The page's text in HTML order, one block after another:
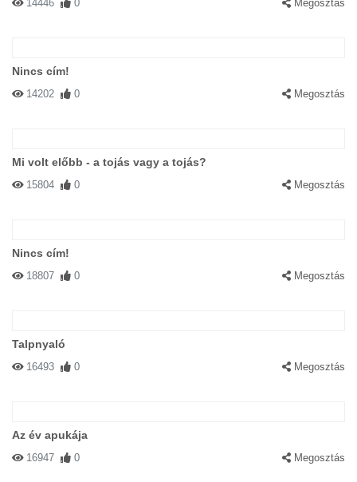
14446 0 Megosztás
Nincs cím!
14202 0 Megosztás
Mi volt előbb - a tojás vagy a tojás?
15804 0 Megosztás
Nincs cím!
18807 0 Megosztás
Talpnyaló
16493 0 Megosztás
Az év apukája
16947 0 Megosztás